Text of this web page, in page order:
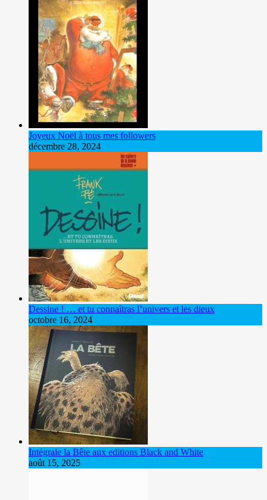
Joyeux Noël à tous mes followers
décembre 28, 2024
Dessine ! … et tu connaîtras l’univers et les dieux
octobre 16, 2024
Intégrale la Bête aux editions Black and White
août 15, 2025